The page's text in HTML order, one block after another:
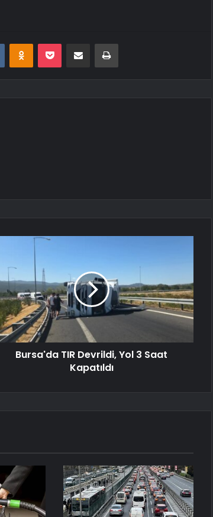
VKontakteOdnoklassniki
Pocket E-Posta ile paylaş Yazdır
Bursa'da TIR Devrildi, Yol 3 Saat
Kapatıldı